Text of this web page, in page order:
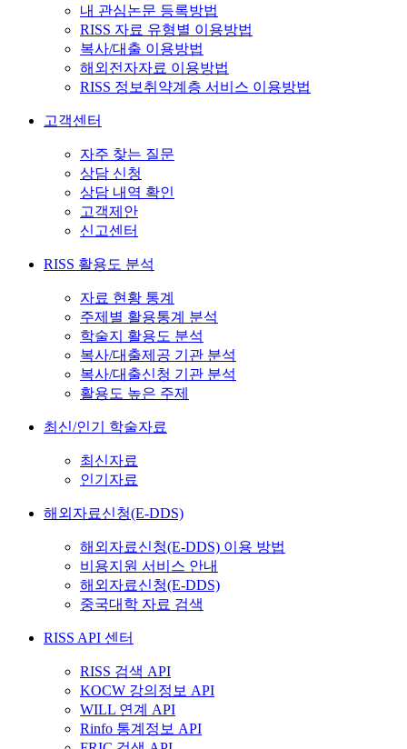
내 관심논문 등록방법
RISS 자료 유형별 이용방법
복사/대출 이용방법
해외전자자료 이용방법
RISS 정보취약계층 서비스 이용방법
고객센터
자주 찾는 질문
상담 신청
상담 내역 확인
고객제안
신고센터
RISS 활용도 분석
자료 현황 통계
주제별 활용통계 분석
학술지 활용도 분석
복사/대출제공 기관 분석
복사/대출신청 기관 분석
활용도 높은 주제
최신/인기 학술자료
최신자료
인기자료
해외자료신청(E-DDS)
해외자료신청(E-DDS) 이용 방법
비용지원 서비스 안내
해외자료신청(E-DDS)
중국대학 자료 검색
RISS API 센터
RISS 검색 API
KOCW 강의정보 API
WILL 연계 API
Rinfo 통계정보 API